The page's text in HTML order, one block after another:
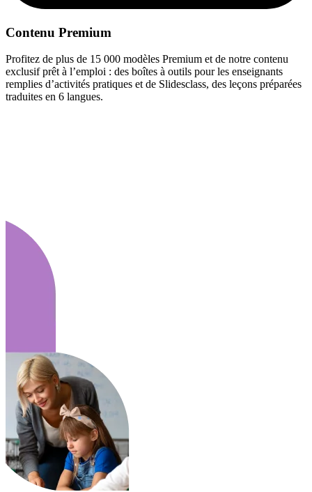
Contenu Premium
Profitez de plus de 15 000 modèles Premium et de notre contenu
exclusif prêt à l’emploi : des boîtes à outils pour les enseignants
remplies d’activités pratiques et de Slidesclass, des leçons préparées
traduites en 6 langues.